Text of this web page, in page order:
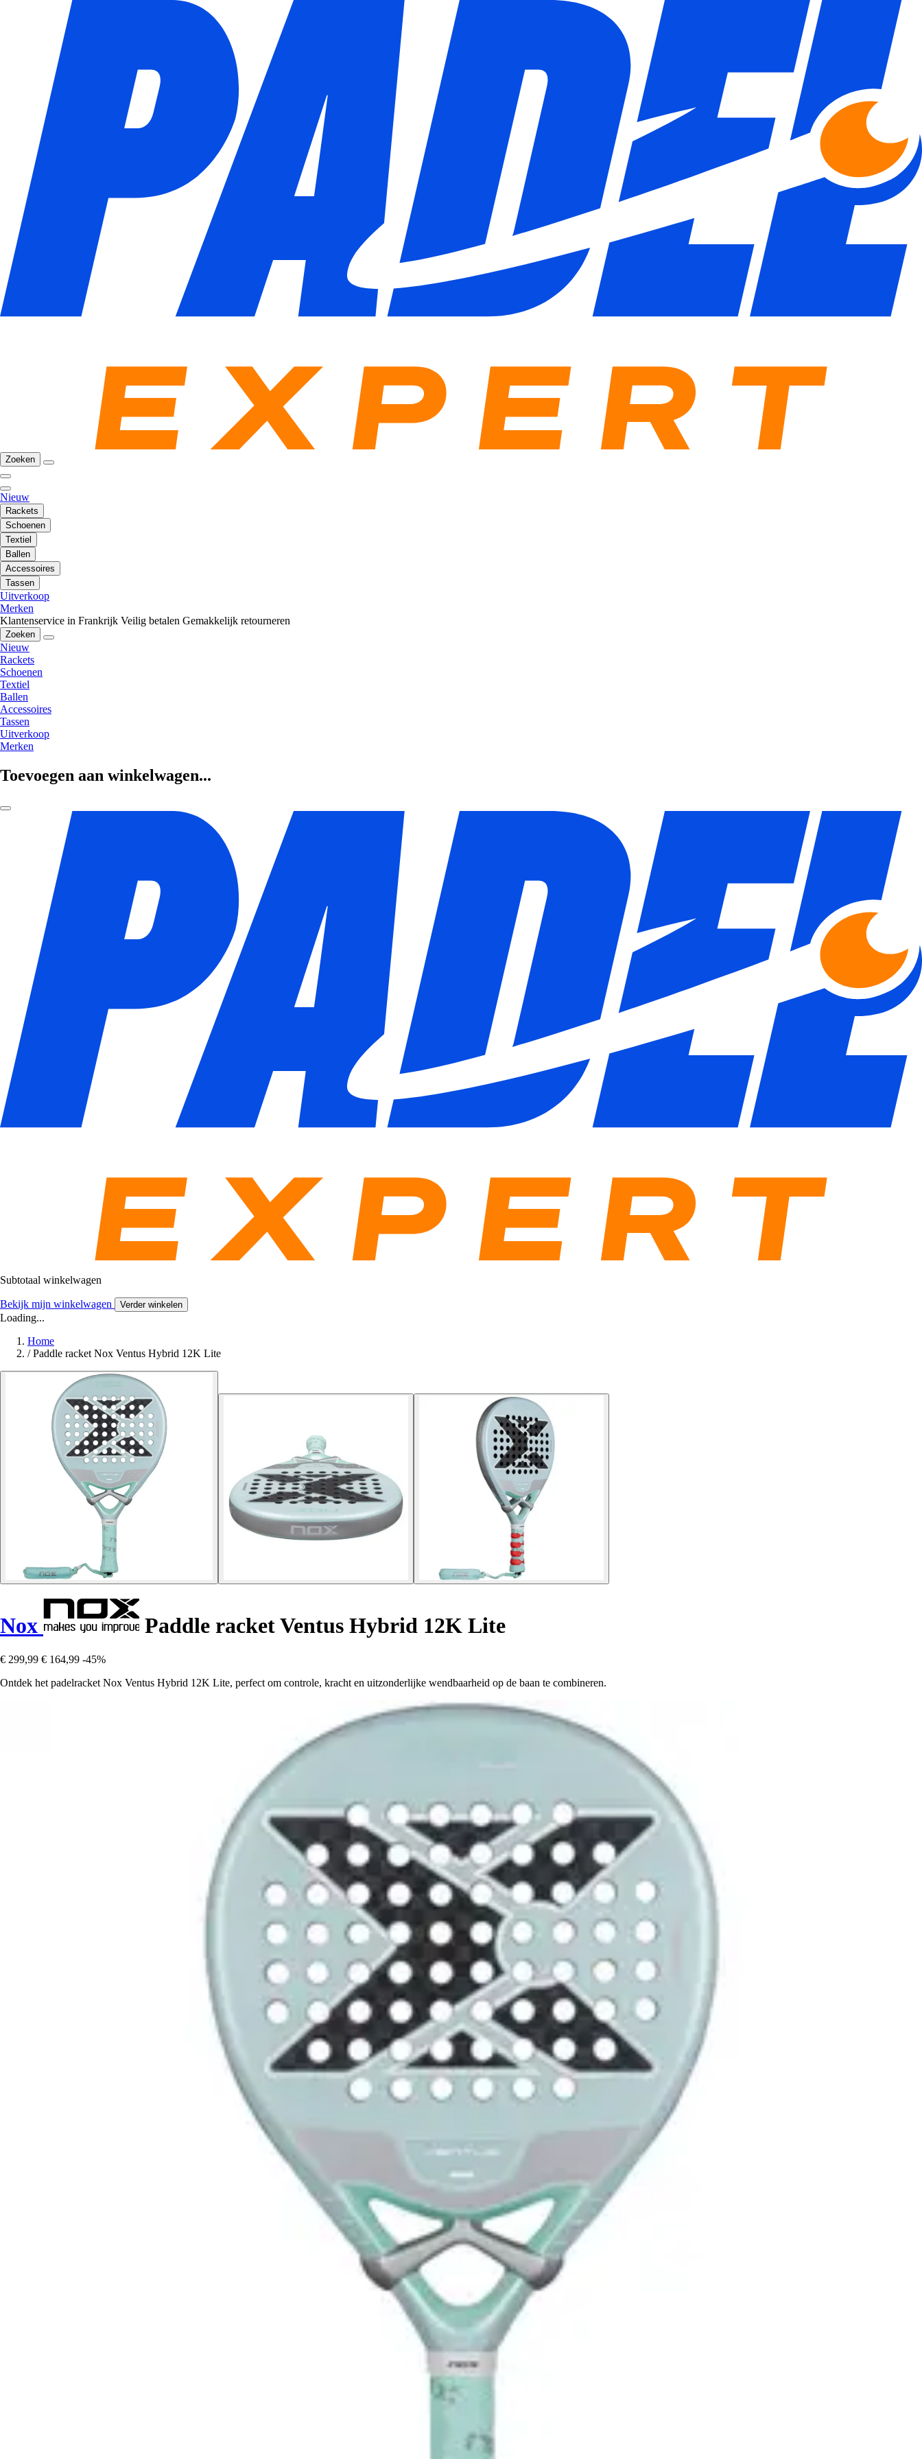
Zoeken
Nieuw
Rackets
Schoenen
Textiel
Ballen
Accessoires
Tassen
Uitverkoop
Merken
Klantenservice in Frankrijk Veilig betalen Gemakkelijk retourneren
Zoeken
Nieuw
Rackets
Schoenen
Textiel
Ballen
Accessoires
Tassen
Uitverkoop
Merken
Toevoegen aan winkelwagen...
Subtotaal winkelwagen
Bekijk mijn winkelwagen Verder winkelen
Loading...
Home
/ Paddle racket Nox Ventus Hybrid 12K Lite
Nox Paddle racket Ventus Hybrid 12K Lite
€ 299,99 € 164,99 -45%
Ontdek het padelracket Nox Ventus Hybrid 12K Lite, perfect om controle, kracht en uitzonderlijke wendbaarheid op de baan te combineren.